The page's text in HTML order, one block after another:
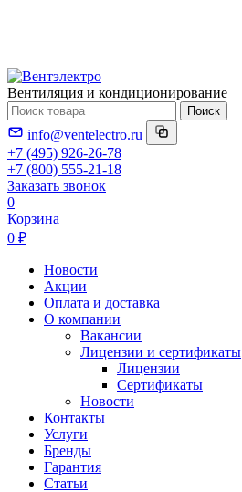
Вентиляция и кондиционирование
Поиск
info@ventelectro.ru
+7 (495) 926-26-78
+7 (800) 555-21-18
Заказать звонок
0
Корзина
0 ₽
Новости
Акции
Оплата и доставка
О компании
Вакансии
Лицензии и сертификаты
Лицензии
Сертификаты
Новости
Контакты
Услуги
Бренды
Гарантия
Статьи